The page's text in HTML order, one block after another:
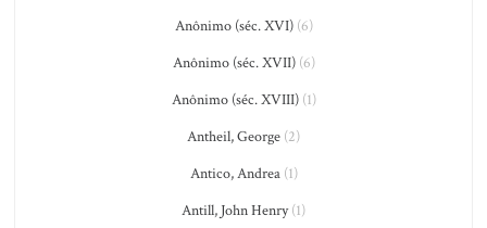
Anônimo (séc. XVI)(6)
Anônimo (séc. XVII)(6)
Anônimo (séc. XVIII)(1)
Antheil, George (2)
Antico, Andrea(1)
Antill, John Henry(1)